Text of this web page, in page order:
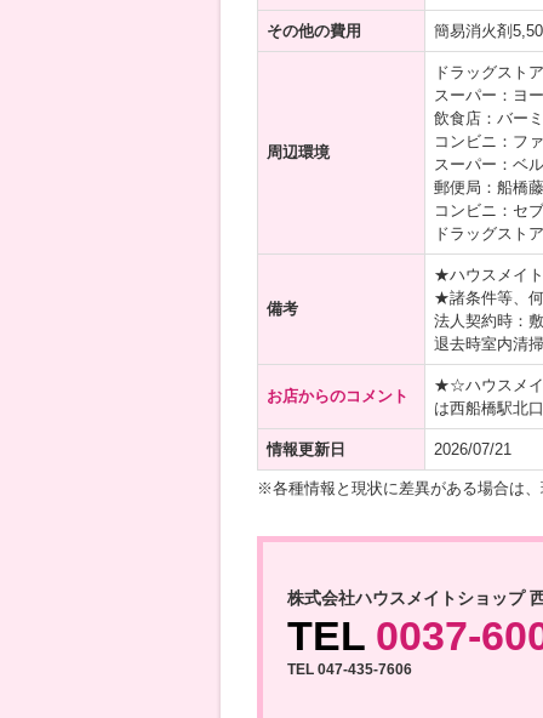
その他の費用 簡易消火剤
周辺環境
ドラッグスト
スーパー：ヨ
飲食店：バー
コンビニ：フ
スーパー：ベ
郵便局：船橋
コンビニ：セ
ドラッグスト
備考
★ハウスメイ
★諸条件等、
法人契約時：
退去時室内清
お店からのコメント
★☆ハウスメイ
は西船橋駅北
情報更新日 2026/07/21
※各種情報と現状に差異がある場合は
株式会社ハウスメイトショップ
TEL 0037-
TEL 047-435-7606